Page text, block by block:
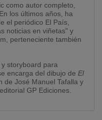
como autor completo,
los últimos años, ha
el periódico El País,
noticias en viñetas" y
perteneciente también
storyboard para
encarga del dibujo de El
de José Manuel Tafalla y
GP Ediciones.